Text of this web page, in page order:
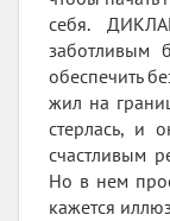
себя.
заботливым
обеспечить
жил на
стерлась, и
счастливым
Но в нем
кажется